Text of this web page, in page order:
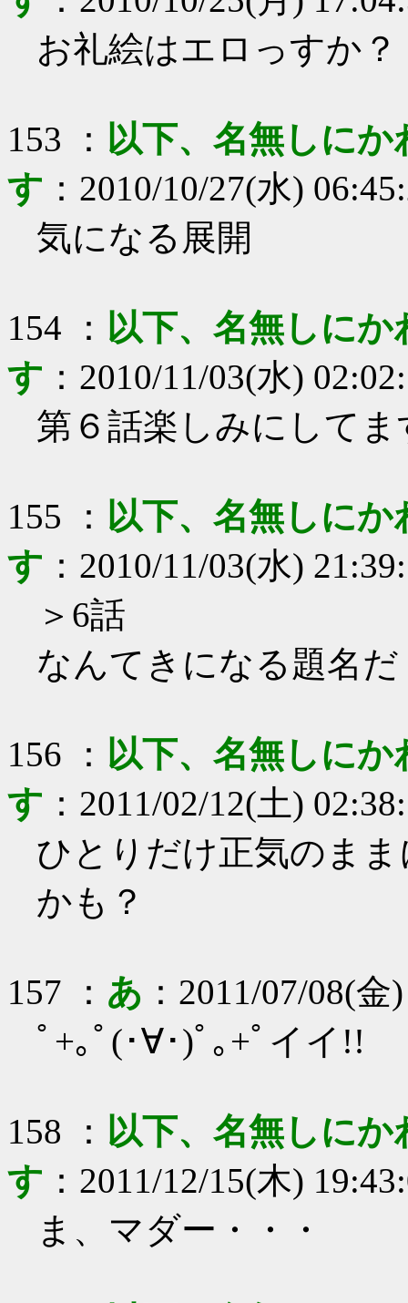
お礼絵はエロっすか？
153 ： 以下、名無しに
す ： 2010/10/27(水)
気になる展開
154 ： 以下、名無しに
す ： 2010/11/03(水)
第６話楽しみにしてま
155 ： 以下、名無しに
す ： 2010/11/03(水)
＞6話
なんてきになる題名だ
156 ： 以下、名無しに
す ： 2011/02/12(土)
ひとりだけ正気のま
かも？
157 ： あ ： 2011/07/08(金
ﾟ+｡ﾟ(･∀･)ﾟ｡+ﾟイイ!!
158 ： 以下、名無しに
す ： 2011/12/15(木)
ま、マダー・・・